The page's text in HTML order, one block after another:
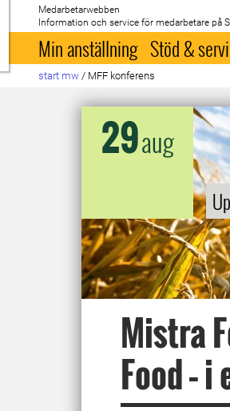
Till startsida
Medarbetarwebben
Information och service för medarbetare på
Min anställning Stöd &
start mw / MFF konferens
29aug
Mistra
Food –